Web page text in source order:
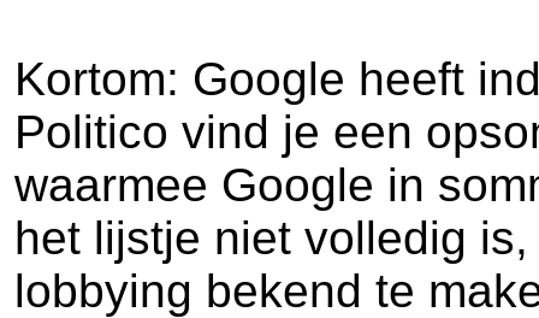
Kortom: Google heeft
Politico vind je een
waarmee Google in
het lijstje niet volledig
lobbying bekend te